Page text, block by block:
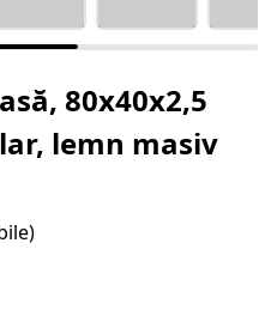
80x40x2,5
lemn masiv